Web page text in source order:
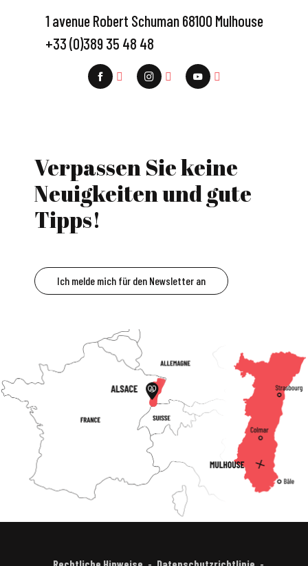
1 avenue Robert Schuman 68100 Mulhouse
+33 (0)389 35 48 48
Verpassen Sie keine
Neuigkeiten und gute
Tipps!
Ich melde mich für den Newsletter an